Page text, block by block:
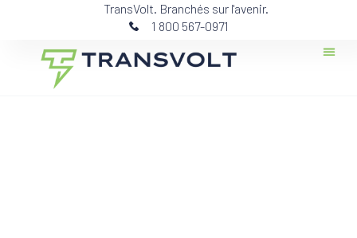
TransVolt. Branchés sur l'avenir.
1 800 567-0971